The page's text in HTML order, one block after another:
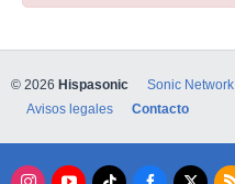
© 2026 Hispasonic Sonic Network
Avisos legales
Contacto